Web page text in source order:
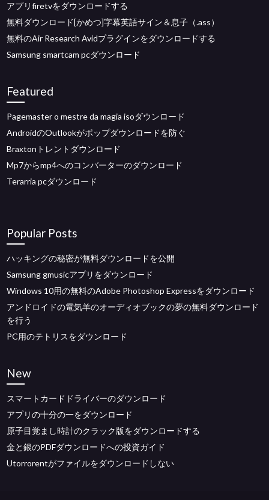
アプリfiretvをダウンロードする
無料ダウンロード[かめつ]字幕英語サイン＆息子（.ass）
無料のAir Research Avidプラグインをダウンロードする
Samsung smartcam pcダウンロード
Featured
Pagemaster o mestre da magia isoダウンロード
AndroidのOutlookがポップダウンロードを防ぐ
Braxtonトレントダウンロード
Mp7からmp4へのコンバーターのダウンロード
Terarria pcダウンロード
Popular Posts
ハッキングの秘密が無料ダウンロードを公開
Samsung gmusicアプリをダウンロード
Windows 10用の無料のAdobe Photoshop Expressをダウンロード
アンドロイドの電気羊のオーディオブックの夢の無料ダウンロード
を行う
PC用のテトリスをダウンロード
New
スマートカードドライバーのダウンロード
アプリの十分の一をダウンロード
原子目覚まし時計のクラック版をダウンロードする
金と銀のPDFダウンロードへの投資ガイド
Utorrorentがファイルをダウンロードしない